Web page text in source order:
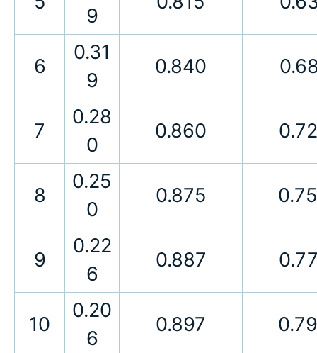
9
6
0.31
9
0.840
7
0.28
0
0.860
8
0.25
0
0.875
9
0.22
6
0.887
10
0.20
6
0.897